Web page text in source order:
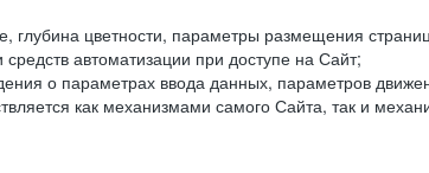
цветности, параметры размещения
автоматизации при доступе на Сайт;
о параметрах ввода данных, параметров
как механизмами самого Сайта, так и